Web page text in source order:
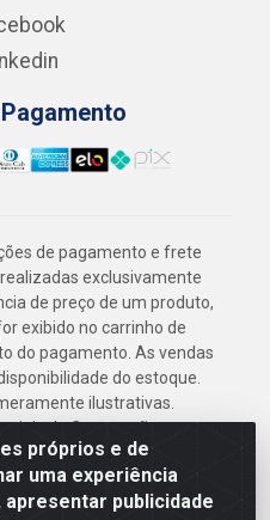
próprios e de
uma experiência
publicidade
de pagamento e frete
exclusivamente
de preço de um produto,
exibido no carrinho de
do pagamento. As vendas
do estoque.
ilustrativas.
de Construção em
2691 - Guabiraba,
630 - CNPJ
0001-